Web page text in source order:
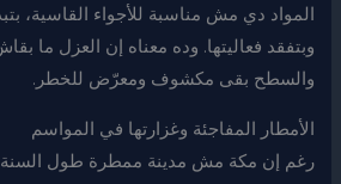
المواد دي مش مناسبة للأجواء القاسية،
وبتفقد فعاليتها. وده معناه إن العزل ما
والسطح بقى مكشوف ومعرّض للخطر.
الأمطار المفاجئة وغزارتها في المواسم
رغم إن مكة مش مدينة ممطرة طول السنة،